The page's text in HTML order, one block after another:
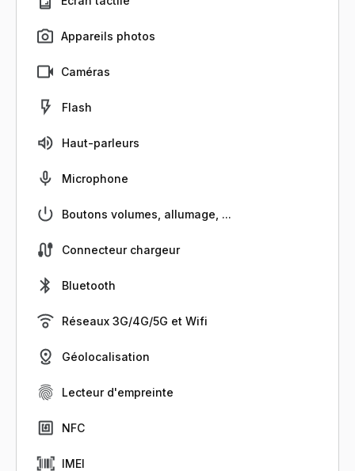
Appareils photos
Caméras
Flash
Haut-parleurs
Microphone
Boutons volumes, allumage, ...
Connecteur chargeur
Bluetooth
Réseaux 3G/4G/5G et Wifi
Géolocalisation
Lecteur d'empreinte
NFC
IMEI